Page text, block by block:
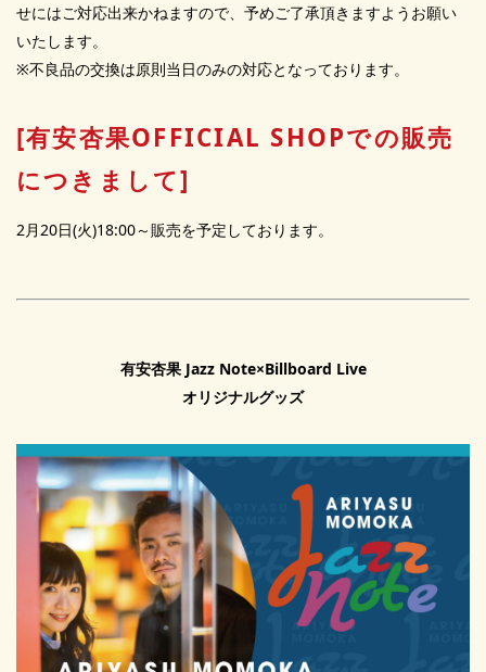
せにはご対応出来かねますので、予めご了承頂きますようお願い
いたします。
※不良品の交換は原則当日のみの対応となっております。
[有安杏果OFFICIAL SHOPでの販売
につきまして]
2月20日(火)18:00～販売を予定しております。
有安杏果 Jazz Note×Billboard Live
オリジナルグッズ